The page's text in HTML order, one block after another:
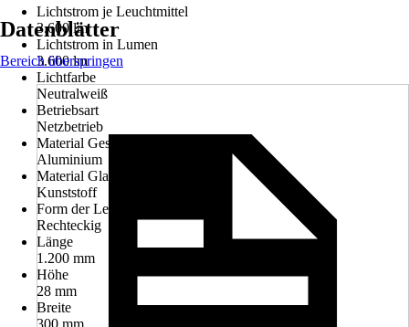
Lichtstrom je Leuchtmittel
3.600 lm
Lichtstrom in Lumen
3.600 lm
Lichtfarbe
Neutralweiß
Betriebsart
Netzbetrieb
Material Gestell
Aluminium
Material Glas/Schirm
Kunststoff
Form der Leuchte
Rechteckig
Länge
1.200 mm
Höhe
28 mm
Breite
300 mm
Datenblätter
Bereich überspringen